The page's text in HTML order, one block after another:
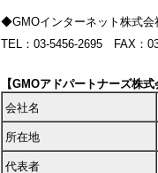
◆GMOインターネット株式
TEL：03-5456-2695 FAX：
【GMOアドパートナーズ株
会社名
所在地
代表者